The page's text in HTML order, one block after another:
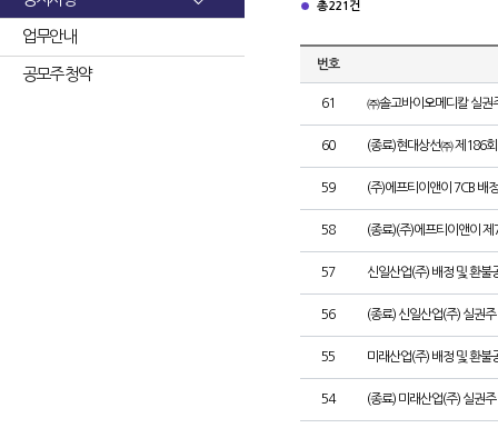
업무안내
공모주 청약
총 221건
번호
61 ㈜솔고바이오메디칼 실권
60 (종료)현대상선㈜ 제186
59 (주)에프티이앤이 7CB 배
58 (종료)(주)에프티이앤이
57 신일산업(주) 배정 및 환불
56 (종료) 신일산업(주) 실권
55 미래산업(주) 배정 및 환불
54 (종료) 미래산업(주) 실권